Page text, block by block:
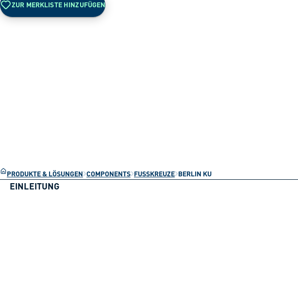
ZUR MERKLISTE HINZUFÜGEN
PRODUKTE & LÖSUNGEN COMPONENTS FUSSKREUZE BERLIN KU
EINLEITUNG